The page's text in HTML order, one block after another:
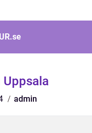
se
admin